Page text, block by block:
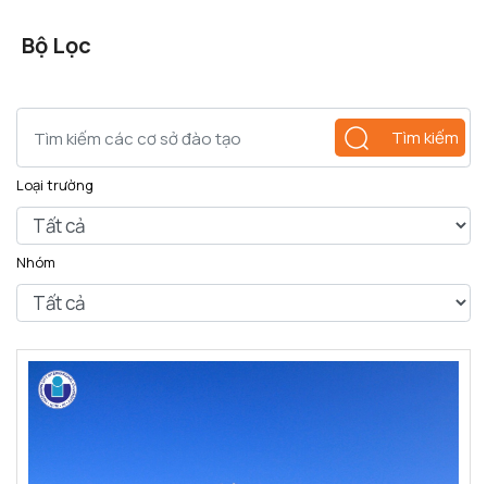
Bộ Lọc
Tìm kiếm
Loại trường
Nhóm